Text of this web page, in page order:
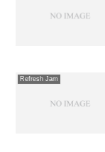
Refresh Jam